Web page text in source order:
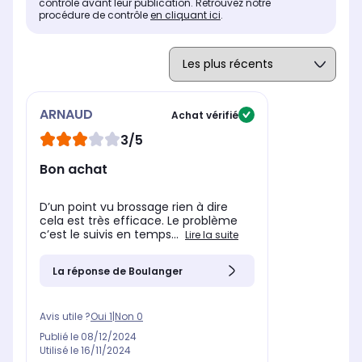
contrôle avant leur publication. Retrouvez notre
procédure de contrôleen cliquant ici.
ARNAUD Achat vérifié
3/5
Bon achat
D’un point vu brossage rien à dire
cela est très efficace. Le problème
c’est le suivis en temps... Lire la suite
La réponse de Boulanger
Avis utile ?Oui 1 Non 0
Publié le 08/12/2024
Utilisé le16/11/2024